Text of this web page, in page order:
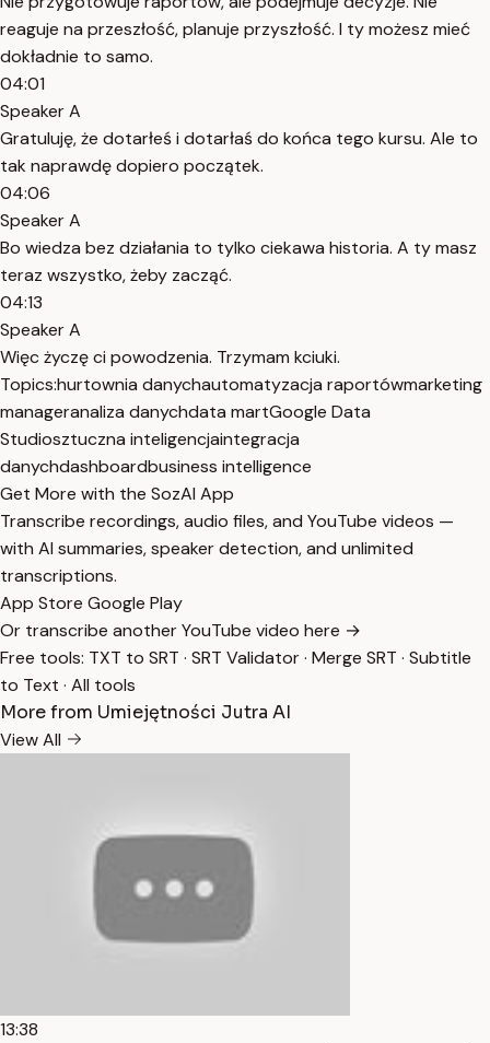
reaguje na przeszłość, planuje przyszłość. I ty możesz mieć
dokładnie to samo.
04:01
Speaker A
Gratuluję, że dotarłeś i dotarłaś do końca tego kursu. Ale to
tak naprawdę dopiero początek.
04:06
Speaker A
Bo wiedza bez działania to tylko ciekawa historia. A ty masz
teraz wszystko, żeby zacząć.
04:13
Speaker A
Więc życzę ci powodzenia. Trzymam kciuki.
Topics:hurtownia danychautomatyzacja raportówmarketing
manageranaliza danychdata martGoogle Data
Studiosztuczna inteligencjaintegracja
danychdashboardbusiness intelligence
Get More with the SozAI App
Transcribe recordings, audio files, and YouTube videos —
with AI summaries, speaker detection, and unlimited
transcriptions.
App Store Google Play
Or transcribe another YouTube video here →
Free tools: TXT to SRT · SRT Validator· Merge SRT · Subtitle
to Text · All tools
More from Umiejętności Jutra AI
View All
13:38